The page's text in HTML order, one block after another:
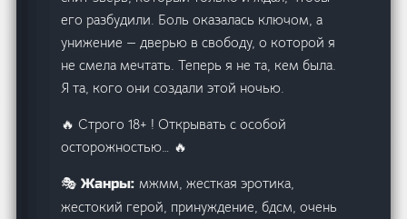
его разбудили. Боль оказалась ключом, а
унижение — дверью в свободу, о которой я
не смела мечтать. Теперь я не та, кем была.
Я та, кого они создали этой ночью.
🔥 Строго 18+ ! Открывать с особой
осторожностью… 🔥
🎭 Жанры:мжмм, жесткая эротика,
жестокий герой, принуждение, бдсм, очень